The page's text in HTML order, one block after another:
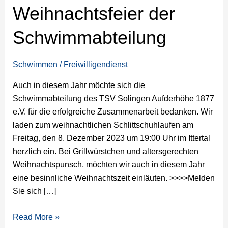
Weihnachtsfeier der
Schwimmabteilung
Schwimmen / Freiwilligendienst
Auch in diesem Jahr möchte sich die
Schwimmabteilung des TSV Solingen Aufderhöhe 1877
e.V. für die erfolgreiche Zusammenarbeit bedanken. Wir
laden zum weihnachtlichen Schlittschuhlaufen am
Freitag, den 8. Dezember 2023 um 19:00 Uhr im Ittertal
herzlich ein. Bei Grillwürstchen und altersgerechten
Weihnachtspunsch, möchten wir auch in diesem Jahr
eine besinnliche Weihnachtszeit einläuten. >>>>Melden
Sie sich […]
Schwimmabteilung
Read More »